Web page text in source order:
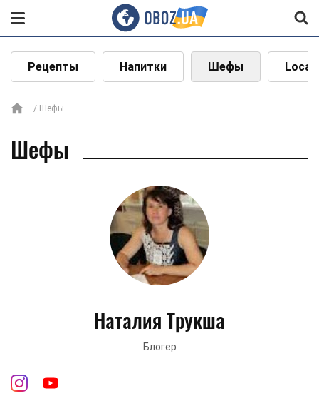
Рецепты Напитки Шефы Local
Шефы
Шефы
Наталия Трукша
Блогер